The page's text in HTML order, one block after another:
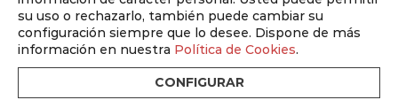
su uso o rechazarlo, también puede cambiar su
configuración siempre que lo desee. Dispone de más
información en nuestra Política de Cookies.
CONFIGURAR
Noviembre 2025